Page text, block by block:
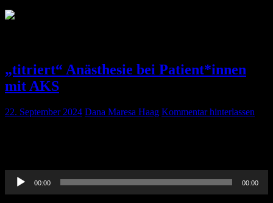
„titriert“ Anästhesie bei Patient*innen
mit AKS
22. September 2024 Dana Maresa Haag Kommentar hinterlassen
Audio-
Player
00:00 00:00